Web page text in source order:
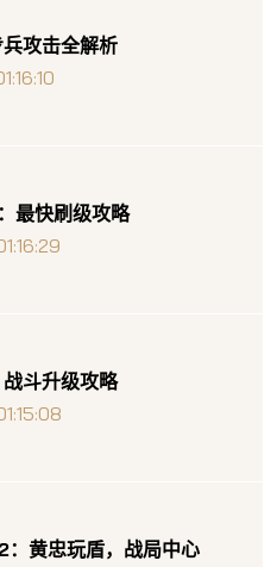
攻击全解析
最快刷级攻略
斗升级攻略
：黄忠玩盾，战局中心